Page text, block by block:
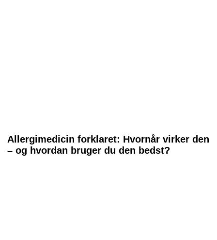
Allergimedicin forklaret: Hvornår virker den
– og hvordan bruger du den bedst?